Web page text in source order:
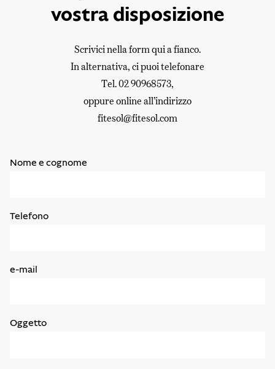
vostra disposizione
Scrivici nella form qui a fianco.
In alternativa, ci puoi telefonare
Tel. 02 90968573,
oppure online all’indirizzo
fitesol@fitesol.com
Nome e cognome
Telefono
e-mail
Oggetto